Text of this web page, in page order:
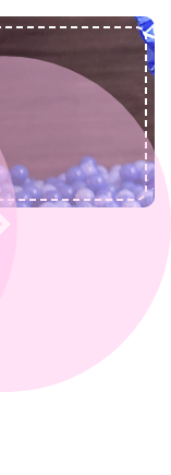
Next